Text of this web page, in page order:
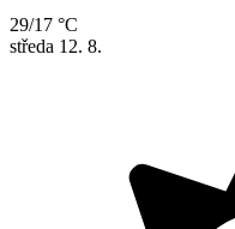
29/17 °C
středa 12. 8.